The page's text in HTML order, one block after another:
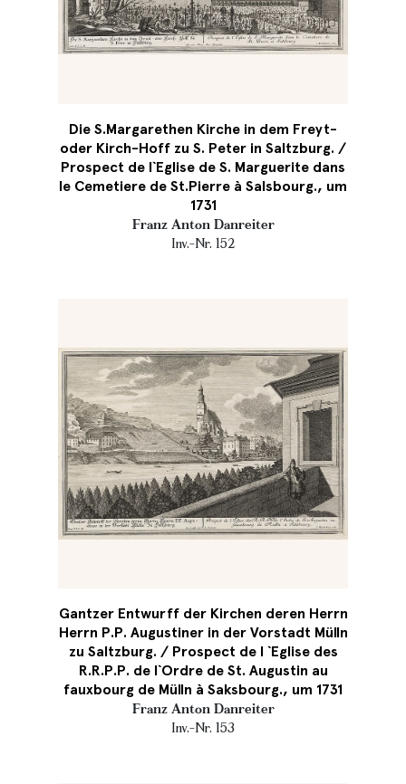
Die S.Margarethen Kirche in dem Freyt-
oder Kirch-Hoff zu S. Peter in Saltzburg. /
Prospect de l`Eglise de S. Marguerite dans
le Cemetiere de St.Pierre à Salsbourg., um
1731
Franz Anton Danreiter
Inv.-Nr. 152
Gantzer Entwurff der Kirchen deren Herrn
Herrn P.P. Augustiner in der Vorstadt Mülln
zu Saltzburg. / Prospect de l `Eglise des
R.R.P.P. de l`Ordre de St. Augustin au
fauxbourg de Mülln à Saksbourg., um 1731
Franz Anton Danreiter
Inv.-Nr. 153